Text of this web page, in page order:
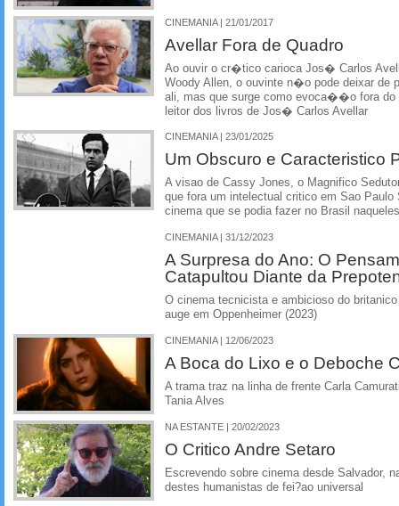
CINEMANIA | 21/01/2017
Avellar Fora de Quadro
Ao ouvir o cr�tico carioca Jos� Carlos
Woody Allen, o ouvinte n�o pode deixar
ali, mas que surge como evoca��o fora
leitor dos livros de Jos� Carlos Avellar
CINEMANIA | 23/01/2025
Um Obscuro e Caracteristico
A visao de Cassy Jones, o Magnifico
que fora um intelectual critico em Sao
cinema que se podia fazer no Brasil
CINEMANIA | 31/12/2023
A Surpresa do Ano: O
Catapultou Diante da
O cinema tecnicista e ambicioso do
auge em Oppenheimer (2023)
CINEMANIA | 12/06/2023
A Boca do Lixo e o Deboche
A trama traz na linha de frente Carla
Tania Alves
NA ESTANTE | 20/02/2023
O Critico Andre Setaro
Escrevendo sobre cinema desde Salvador,
destes humanistas de fei?ao universal